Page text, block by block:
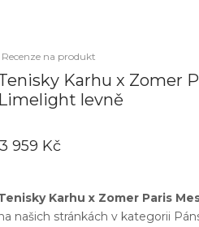
Recenze na produkt
Karhu x Zomer
Limelight levně
3 959 Kč
Karhu x Zomer Paris
našich stránkách v kategorii